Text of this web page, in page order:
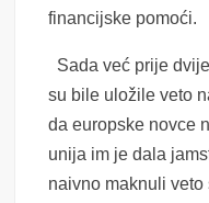
financijske pomoći.
Sada već prije
su bile uložile veto
da europske novce
unija im je dala
naivno maknuli